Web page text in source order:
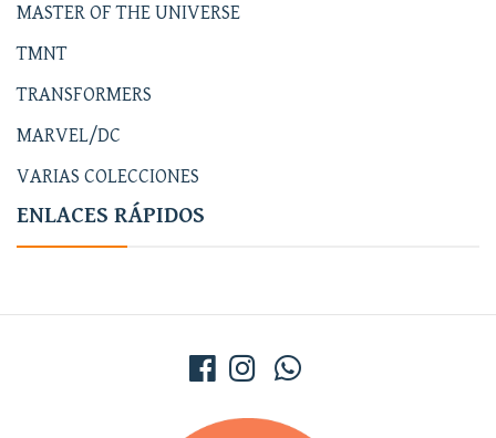
MASTER OF THE UNIVERSE
TMNT
TRANSFORMERS
MARVEL/DC
VARIAS COLECCIONES
ENLACES RÁPIDOS